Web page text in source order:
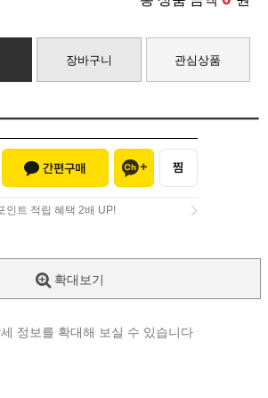
장바구니 관심상품
인트 적립 혜택 2배 UP!
확대보기
정보를 확대해 보실 수 있습니다